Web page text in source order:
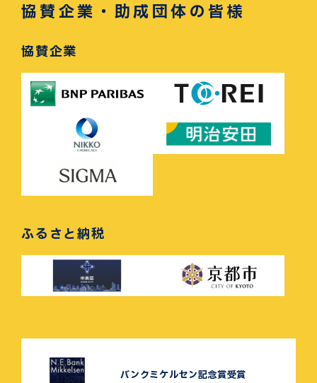
協賛企業・助成団体の皆様
協賛企業
ふるさと納税
バンクミケルセン記念賞受賞